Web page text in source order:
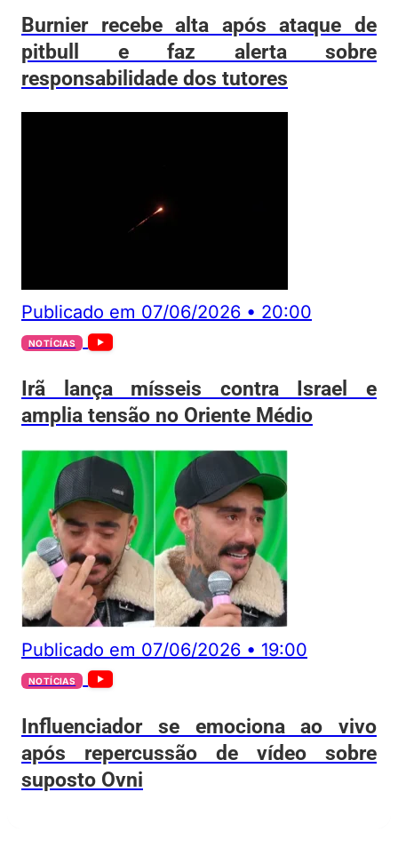
Burnier recebe alta após ataque de
pitbull e faz alerta sobre
responsabilidade dos tutores
Publicado em 07/06/2026 • 20:00
NOTÍCIAS
Irã lança mísseis contra Israel e
amplia tensão no Oriente Médio
Publicado em 07/06/2026 • 19:00
NOTÍCIAS
Influenciador se emociona ao vivo
após repercussão de vídeo sobre
suposto Ovni